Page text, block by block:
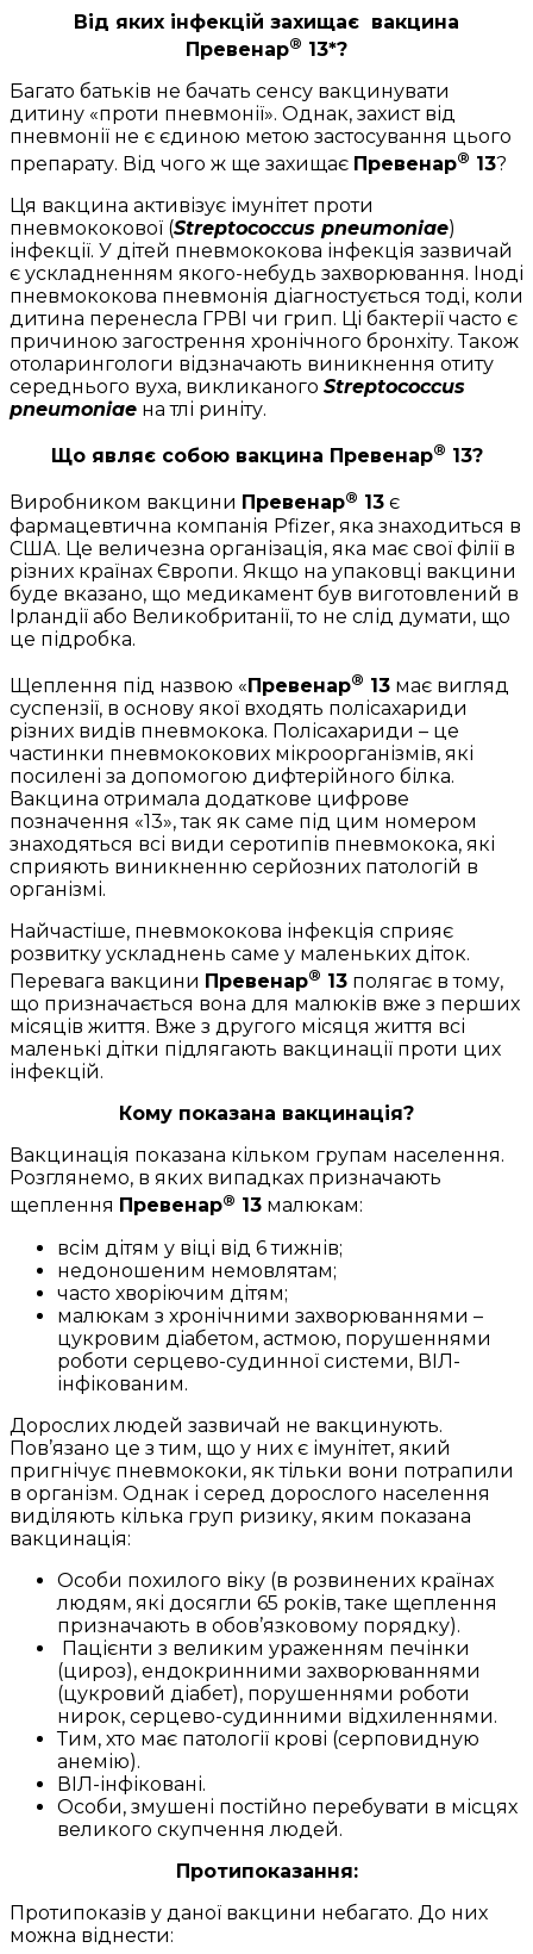
Від яких інфекцій захищає вакцина
Превенар® 13*?
Багато батьків не бачать сенсу вакцинувати
дитину «проти пневмонії». Однак, захист від
пневмонії не є єдиною метою застосування цього
препарату. Від чого ж ще захищає Превенар® 13?
Ця вакцина активізує імунітет проти
пневмококової (Streptococcus pneumoniae)
інфекції. У дітей пневмококова інфекція зазвичай
є ускладненням якого-небудь захворювання. Іноді
пневмококова пневмонія діагностується тоді, коли
дитина перенесла ГРВІ чи грип. Ці бактерії часто є
причиною загострення хронічного бронхіту. Також
отоларингологи відзначають виникнення отиту
середнього вуха, викликаного Streptococcus
pneumoniae на тлі риніту.
Що являє собою вакцина Превенар® 13?
Виробником вакцини Превенар® 13 є
фармацевтична компанія Pfizer, яка знаходиться в
США. Це величезна організація, яка має свої філії в
різних країнах Європи. Якщо на упаковці вакцини
буде вказано, що медикамент був виготовлений в
Ірландії або Великобританії, то не слід думати, що
це підробка.
Щеплення під назвою «Превенар® 13 має вигляд
суспензії, в основу якої входять полісахариди
різних видів пневмокока. Полісахариди – це
частинки пневмококових мікроорганізмів, які
посилені за допомогою дифтерійного білка.
Вакцина отримала додаткове цифрове
позначення «13», так як саме під цим номером
знаходяться всі види серотипів пневмокока, які
сприяють виникненню серйозних патологій в
організмі.
Найчастіше, пневмококова інфекція сприяє
розвитку ускладнень саме у маленьких діток.
Перевага вакцини Превенар® 13 полягає в тому,
що призначається вона для малюків вже з перших
місяців життя. Вже з другого місяця життя всі
маленькі дітки підлягають вакцинації проти цих
інфекцій.
Кому показана вакцинація?
Вакцинація показана кільком групам населення.
Розглянемо, в яких випадках призначають
щеплення Превенар® 13 малюкам:
всім дітям у віці від 6 тижнів;
недоношеним немовлятам;
часто хворіючим дітям;
малюкам з хронічними захворюваннями –
цукровим діабетом, астмою, порушеннями
роботи серцево-судинної системи, ВІЛ-
інфікованим.
Дорослих людей зазвичай не вакцинують.
Пов’язано це з тим, що у них є імунітет, який
пригнічує пневмококи, як тільки вони потрапили
в організм. Однак і серед дорослого населення
виділяють кілька груп ризику, яким показана
вакцинація:
Особи похилого віку (в розвинених країнах
людям, які досягли 65 років, таке щеплення
призначають в обов’язковому порядку).
Пацієнти з великим ураженням печінки
(цироз), ендокринними захворюваннями
(цукровий діабет), порушеннями роботи
нирок, серцево-судинними відхиленнями.
Тим, хто має патології крові (серповидную
анемію).
ВІЛ-інфіковані.
Особи, змушені постійно перебувати в місцях
великого скупчення людей.
Протипоказання:
Протипоказів у даної вакцини небагато. До них
можна віднести: